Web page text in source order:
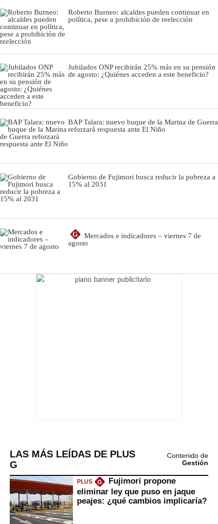
Roberto Burneo: alcaldes pueden continuar en
política, pese a prohibición de reelección
Jubilados ONP recibirán 25% más en su pensión
de agosto: ¿Quiénes acceden a este beneficio?
BAP Talara: nuevo buque de la Marina de Guerra
reforzará respuesta ante El Niño
Gobierno de Fujimori busca reducir la pobreza a
15% al 2031
G
Mercados e indicadores – viernes 7 de
agosto
LAS MÁS LEÍDAS DE PLUS
G
Contenido de
Gestión
PLUS G
Fujimori propone
eliminar ley que puso en jaque
peajes: ¿qué cambios implicaría?